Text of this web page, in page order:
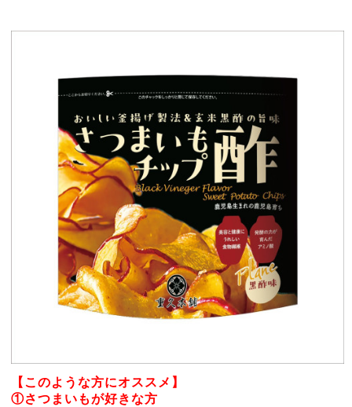
【このような方にオススメ】
①さつまいもが好きな方